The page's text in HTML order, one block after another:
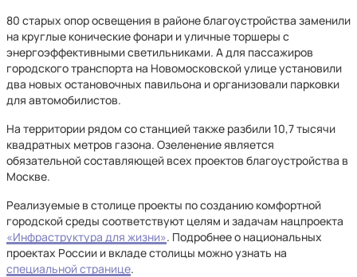
80 старых опор освещения в районе благоустройства заменили
на круглые конические фонари и уличные торшеры c
энергоэффективными светильниками. А для пассажиров
городского транспорта на Новомосковской улице установили
два новых остановочных павильона и организовали парковки
для автомобилистов.
На территории рядом со станцией также разбили 10,7 тысячи
квадратных метров газона. Озеленение является
обязательной составляющей всех проектов благоустройства в
Москве.
Реализуемые в столице проекты по созданию комфортной
городской среды соответствуют целям и задачам нацпроекта
«Инфраструктура для жизни». Подробнее о национальных
проектах России и вкладе столицы можно узнать на
специальной странице.